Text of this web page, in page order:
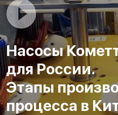
Насосы
для России.
Этапы
процесса в